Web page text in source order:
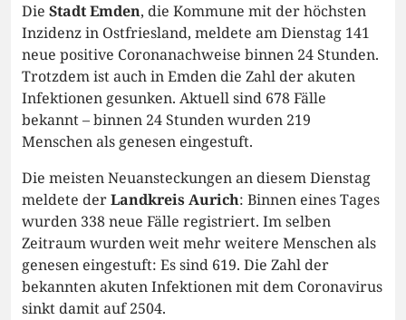
Die Stadt Emden, die Kommune mit der höchsten
Inzidenz in Ostfriesland, meldete am Dienstag 141
neue positive Coronanachweise binnen 24 Stunden.
Trotzdem ist auch in Emden die Zahl der akuten
Infektionen gesunken. Aktuell sind 678 Fälle
bekannt – binnen 24 Stunden wurden 219
Menschen als genesen eingestuft.
Die meisten Neuansteckungen an diesem Dienstag
meldete derLandkreis Aurich: Binnen eines Tages
wurden 338 neue Fälle registriert. Im selben
Zeitraum wurden weit mehr weitere Menschen als
genesen eingestuft: Es sind 619. Die Zahl der
bekannten akuten Infektionen mit dem Coronavirus
sinkt damit auf 2504.